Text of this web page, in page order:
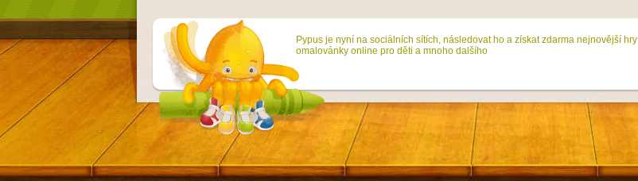
Pypus je nyní na sociálních sítích, následovat ho a získat zdarma nejnovější hry
omalovánky online pro děti a mnoho dalšího